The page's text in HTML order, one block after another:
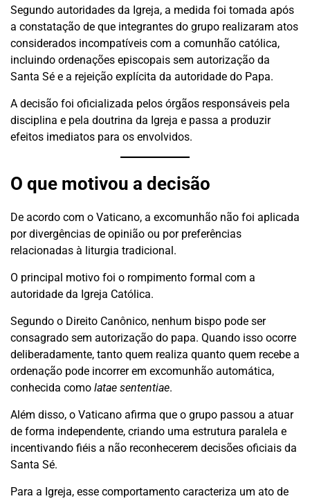
Segundo autoridades da Igreja, a medida foi tomada após
a constatação de que integrantes do grupo realizaram atos
considerados incompatíveis com a comunhão católica,
incluindo ordenações episcopais sem autorização da
Santa Sé e a rejeição explícita da autoridade do Papa.
A decisão foi oficializada pelos órgãos responsáveis pela
disciplina e pela doutrina da Igreja e passa a produzir
efeitos imediatos para os envolvidos.
O que motivou a decisão
De acordo com o Vaticano, a excomunhão não foi aplicada
por divergências de opinião ou por preferências
relacionadas à liturgia tradicional.
O principal motivo foi o rompimento formal com a
autoridade da Igreja Católica.
Segundo o Direito Canônico, nenhum bispo pode ser
consagrado sem autorização do papa. Quando isso ocorre
deliberadamente, tanto quem realiza quanto quem recebe a
ordenação pode incorrer em excomunhão automática,
conhecida como latae sententiae.
Além disso, o Vaticano afirma que o grupo passou a atuar
de forma independente, criando uma estrutura paralela e
incentivando fiéis a não reconhecerem decisões oficiais da
Santa Sé.
Para a Igreja, esse comportamento caracteriza um ato de